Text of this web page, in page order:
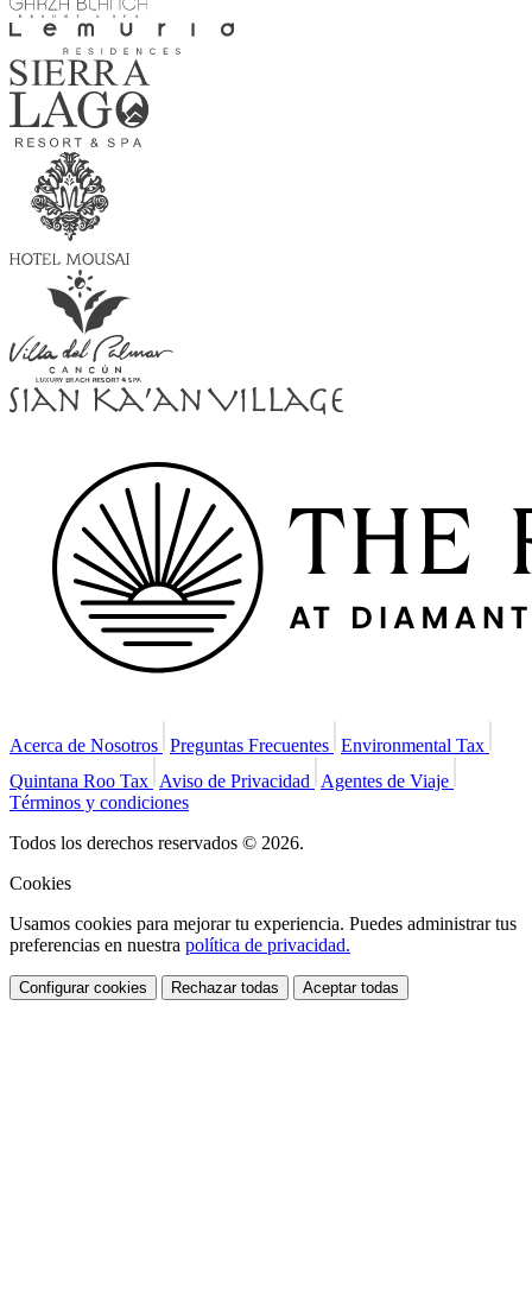
Acerca de Nosotros Preguntas Frecuentes Environmental Tax
Quintana Roo Tax Aviso de Privacidad Agentes de Viaje
Términos y condiciones
Todos los derechos reservados © 2026.
Cookies
Usamos cookies para mejorar tu experiencia. Puedes administrar tus
preferencias en nuestra política de privacidad.
Configurar cookies Rechazar todas Aceptar todas